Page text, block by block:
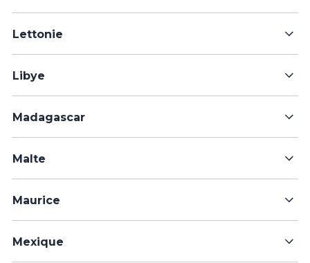
Lettonie
Libye
Madagascar
Malte
Maurice
Mexique